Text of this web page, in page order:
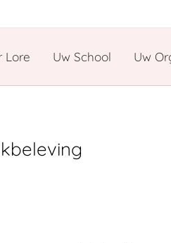
Lore Uw School Uw